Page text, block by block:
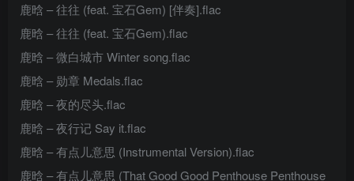
鹿晗 – 往往 (feat. 宝石Gem) [伴奏].flac
鹿晗 – 往往 (feat. 宝石Gem).flac
鹿晗 – 微白城市 Winter song.flac
鹿晗 – 勋章 Medals.flac
鹿晗 – 夜的尽头.flac
鹿晗 – 夜行记 Say it.flac
鹿晗 – 有点儿意思 (Instrumental Version).flac
鹿晗 – 有点儿意思 (That Good Good Penthouse Penthouse